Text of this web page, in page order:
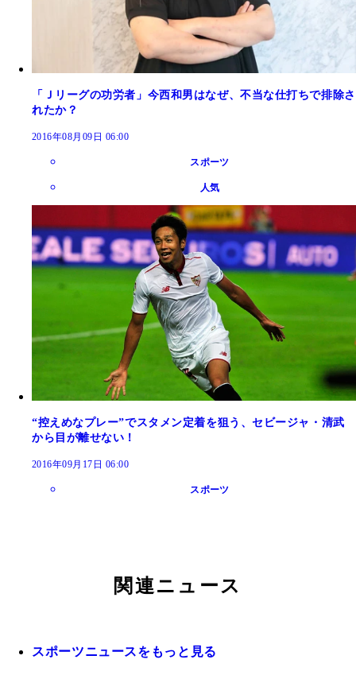
「Ｊリーグの功労者」今西和男はなぜ、不当な仕打ちで排除さ
れたか？
2016年08月09日 06:00
スポーツ
人気
“控えめなプレー”でスタメン定着を狙う、セビージャ・清武
から目が離せない！
2016年09月17日 06:00
スポーツ
関連ニュース
スポーツニュースをもっと見る